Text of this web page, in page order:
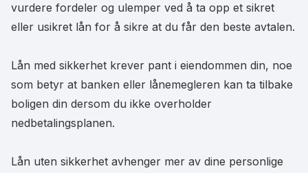
vurdere fordeler og ulemper ved å ta opp et sikret
eller usikret lån for å sikre at du får den beste avtalen.
Lån med sikkerhet krever pant i eiendommen din, noe
som betyr at banken eller lånemegleren kan ta tilbake
boligen din dersom du ikke overholder
nedbetalingsplanen.
Lån uten sikkerhet avhenger mer av dine personlige